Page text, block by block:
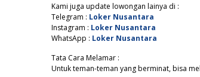
Kami juga update lowongan lainya di :
Telegram : Loker Nusantara
Instagram : Loker Nusantara
WhatsApp : Loker Nusantara
Tata Cara Melamar :
Untuk teman-teman yang berminat, bisa